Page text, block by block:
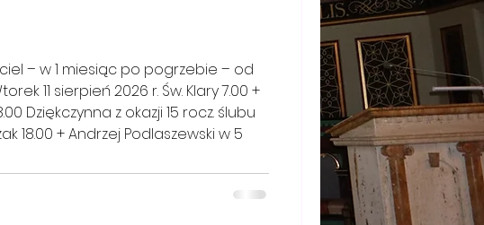
11 sierpień 2026 r. Św. Klary 7.00 +
Dziękczynna z okazji 15 rocz. ślubu
18.00 + Andrzej Podlaszewski w 5